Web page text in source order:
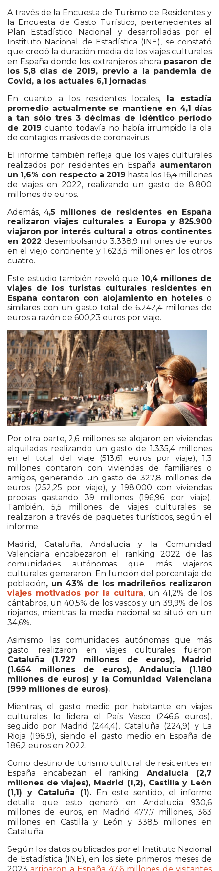
A través de la Encuesta de Turismo de Residentes y
la Encuesta de Gasto Turístico, pertenecientes al
Plan Estadístico Nacional y desarrolladas por el
Instituto Nacional de Estadística (INE), se constató
que creció la duración media de los viajes culturales
en España donde los extranjeros ahora pasaron de
los 5,8 días de 2019, previo a la pandemia de
Covid, a los actuales 6,1 jornadas.
En cuanto a los residentes locales, la estadía
promedio actualmente se mantiene en 4,1 días
a tan sólo tres 3 décimas de idéntico período
de 2019 cuanto todavía no había irrumpido la ola
de contagios masivos de coronavirus.
El informe también refleja que los viajes culturales
realizados por residentes en España aumentaron
un 1,6% con respecto a 2019 hasta los 16,4 millones
de viajes en 2022, realizando un gasto de 8.800
millones de euros.
Además, 4,5 millones de residentes en España
realizaron viajes culturales a Europa y 825.900
viajaron por interés cultural a otros continentes
en 2022 desembolsando 3.338,9 millones de euros
en el viejo continente y 1.623,5 millones en los otros
cuatro.
Este estudio también reveló que 10,4 millones de
viajes de los turistas culturales residentes en
España contaron con alojamiento en hoteles o
similares con un gasto total de 6.242,4 millones de
euros a razón de 600,23 euros por viaje.
Por otra parte, 2,6 millones se alojaron en viviendas
alquiladas realizando un gasto de 1.335,4 millones
en el total del viaje (513,61 euros por viaje); 1,3
millones contaron con viviendas de familiares o
amigos, generando un gasto de 327,8 millones de
euros (252,25 por viaje), y 198.000 con viviendas
propias gastando 39 millones (196,96 por viaje).
También, 5,5 millones de viajes culturales se
realizaron a través de paquetes turísticos, según el
informe.
Madrid, Cataluña, Andalucía y la Comunidad
Valenciana encabezaron el ranking 2022 de las
comunidades autónomas que más viajeros
culturales generaron. En función del porcentaje de
población, un 43% de los madrileños realizaron
viajes motivados por la cultura, un 41,2% de los
cántabros, un 40,5% de los vascos y un 39,9% de los
riojanos, mientras la media nacional se situó en un
34,6%.
Asimismo, las comunidades autónomas que más
gasto realizaron en viajes culturales fueron
Cataluña (1.727 millones de euros), Madrid
(1.654 millones de euros), Andalucía (1.180
millones de euros) y la Comunidad Valenciana
(999 millones de euros).
Mientras, el gasto medio por habitante en viajes
culturales lo lidera el País Vasco (246,6 euros),
seguido por Madrid (244,4), Cataluña (224,9) y La
Rioja (198,9), siendo el gasto medio en España de
186,2 euros en 2022.
Como destino de turismo cultural de residentes en
España encabezan el ranking Andalucía (2,7
millones de viajes), Madrid (1,2), Castilla y León
(1,1) y Cataluña (1). En este sentido, el informe
detalla que esto generó en Andalucía 930,6
millones de euros, en Madrid 477,7 millones, 363
millones en Castilla y León y 338,5 millones en
Cataluña.
Según los datos publicados por el Instituto Nacional
de Estadística (INE), en los siete primeros meses de
2023arribaron a España 47,6 millones de visitantes